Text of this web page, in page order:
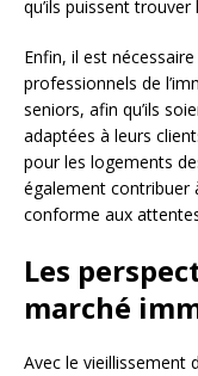
qu’ils puissent
Enfin, il est
professionnels de
seniors, afin qu’ils
adaptées à leurs
pour les logements
également contribuer
conforme aux
Les
marché
Avec le vieillissement